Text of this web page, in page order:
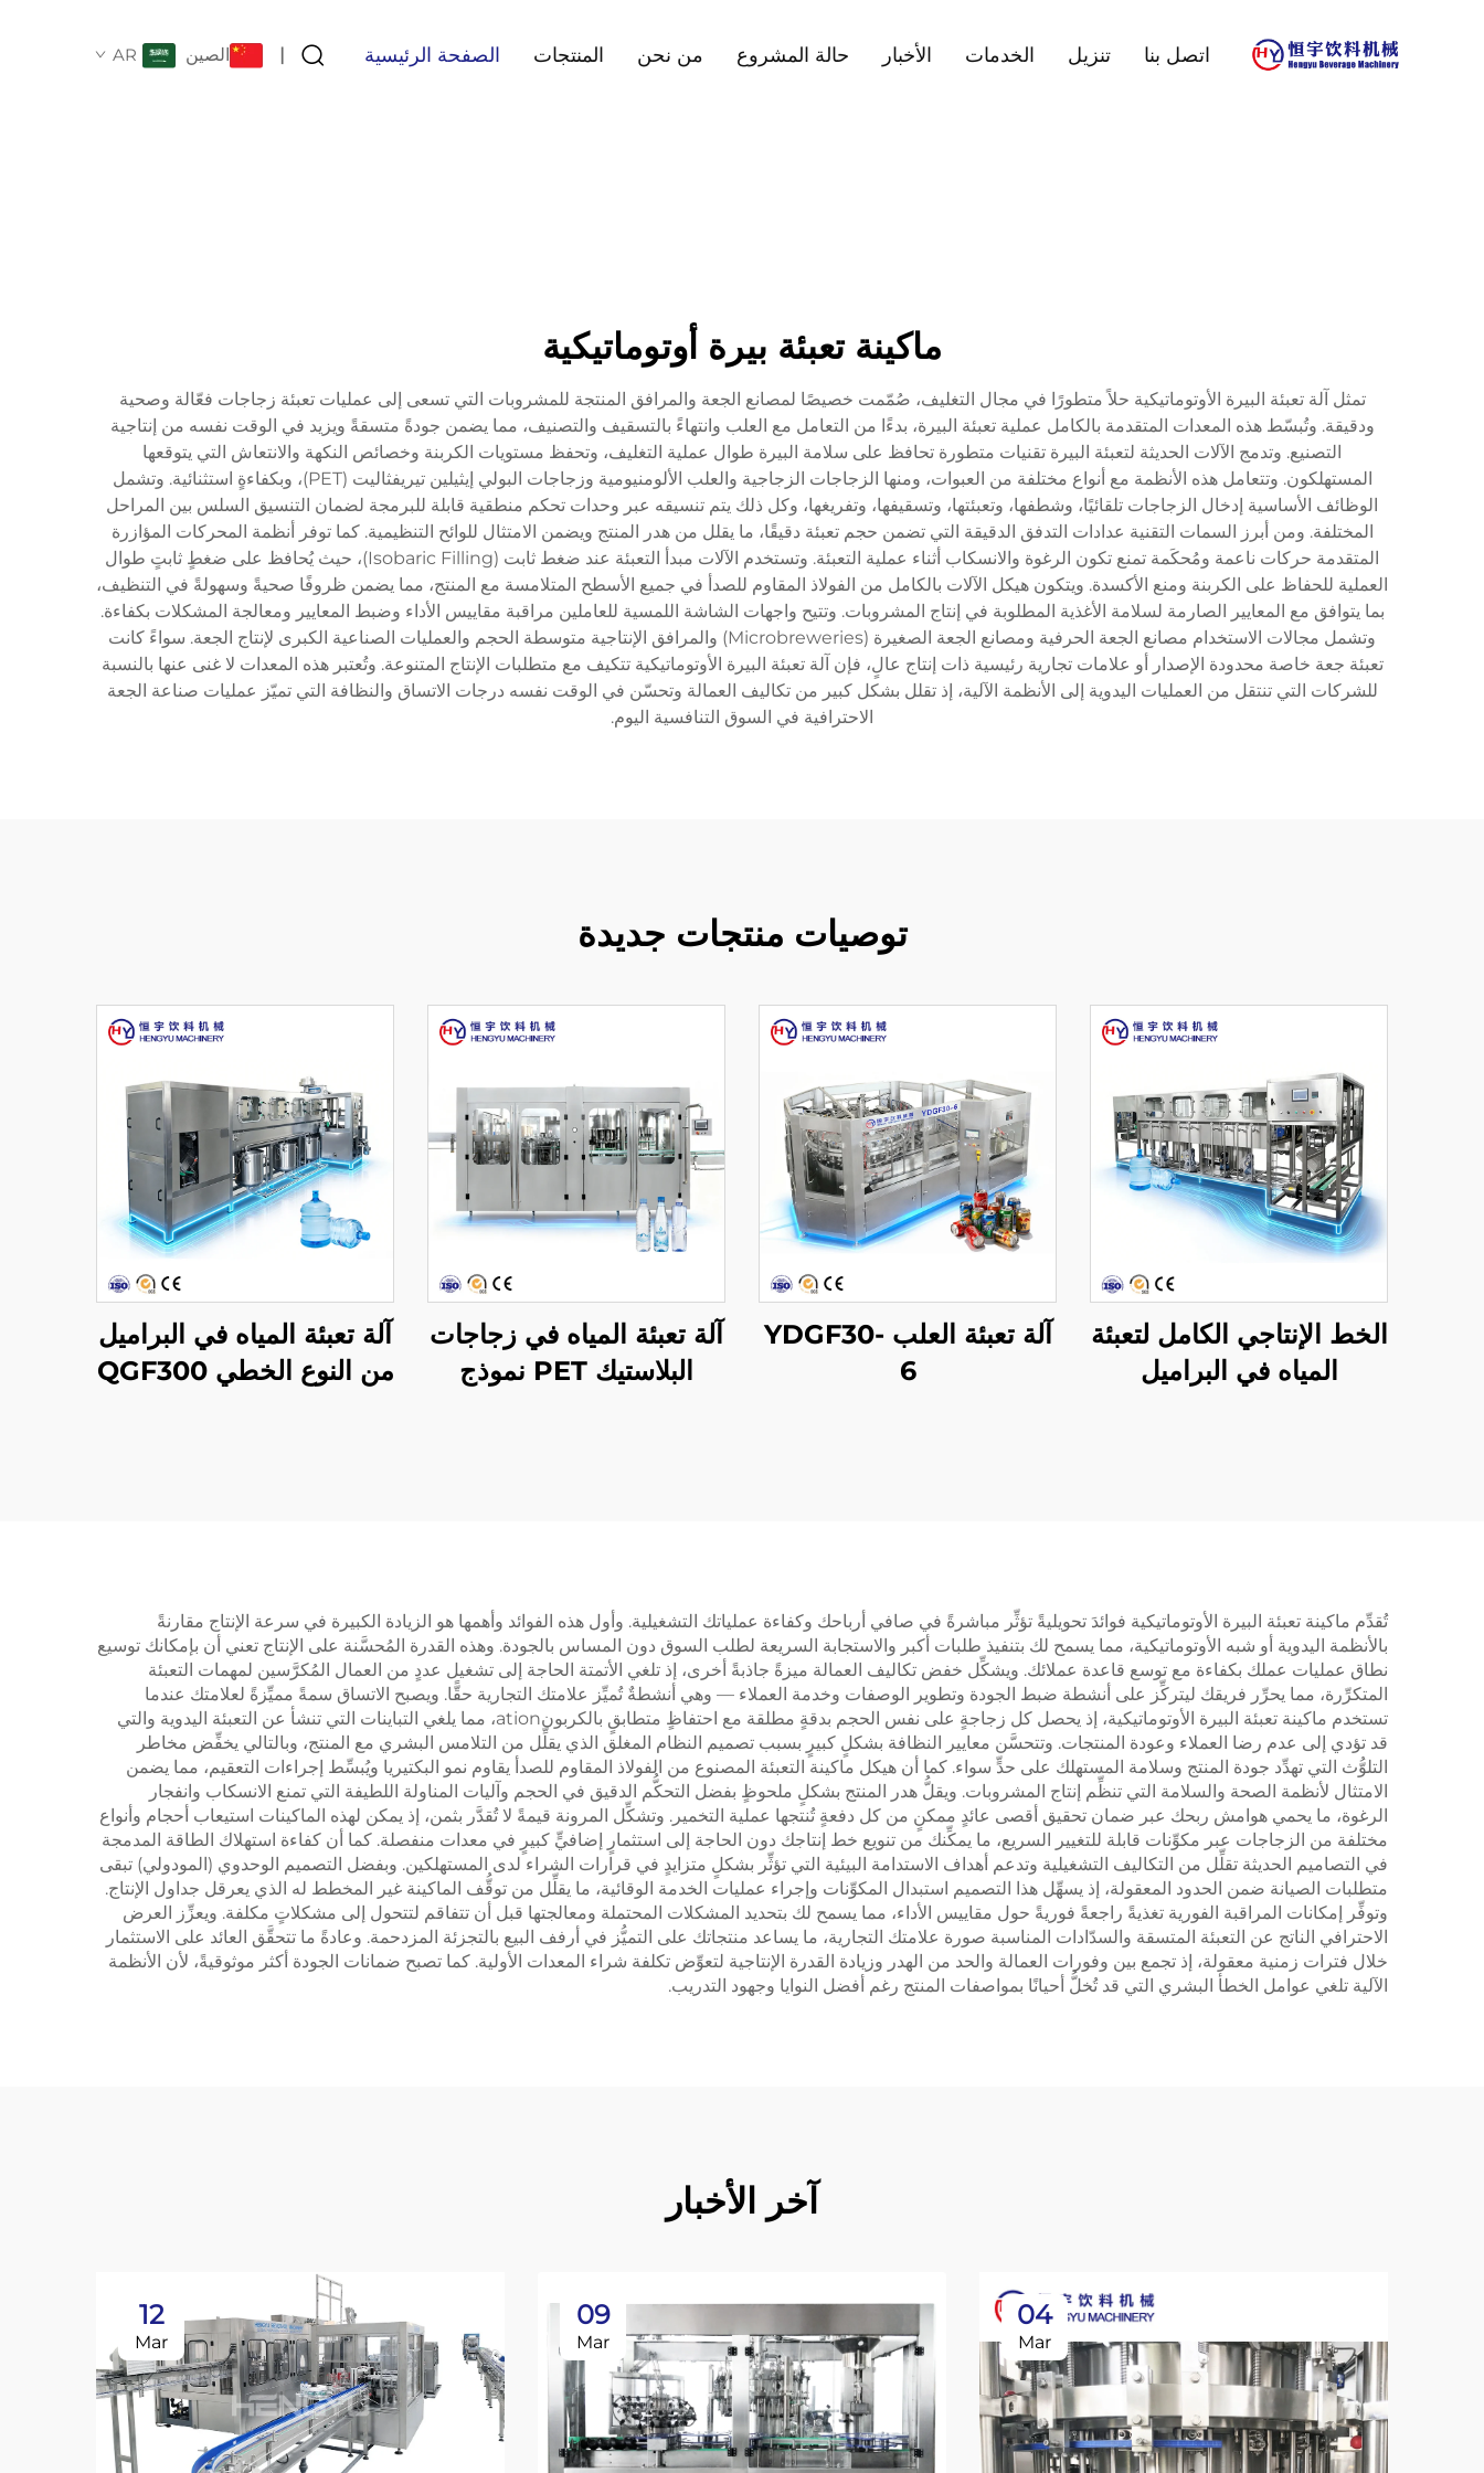
الصفحة الرئيسية المنتجات من نحن حالة المشروع الأخبار الخدمات تنزيل اتصل بنا | الصين AR
ماكينة تعبئة بيرة أوتوماتيكية
تمثل آلة تعبئة البيرة الأوتوماتيكية حلاً متطورًا في مجال التغليف، صُمّمت خصيصًا لمصانع الجعة والمرافق المنتجة للمشروبات التي تسعى إلى عمليات تعبئة زجاجات فعّالة وصحية
ودقيقة. وتُبسّط هذه المعدات المتقدمة بالكامل عملية تعبئة البيرة، بدءًا من التعامل مع العلب وانتهاءً بالتسقيف والتصنيف، مما يضمن جودةً متسقةً ويزيد في الوقت نفسه من إنتاجية
التصنيع. وتدمج الآلات الحديثة لتعبئة البيرة تقنيات متطورة تحافظ على سلامة البيرة طوال عملية التغليف، وتحفظ مستويات الكربنة وخصائص النكهة والانتعاش التي يتوقعها
المستهلكون. وتتعامل هذه الأنظمة مع أنواع مختلفة من العبوات، ومنها الزجاجات الزجاجية والعلب الألومنيومية وزجاجات البولي إيثيلين تيريفثاليت (PET)، وبكفاءةٍ استثنائية. وتشمل
الوظائف الأساسية إدخال الزجاجات تلقائيًا، وشطفها، وتعبئتها، وتسقيفها، وتفريغها، وكل ذلك يتم تنسيقه عبر وحدات تحكم منطقية قابلة للبرمجة لضمان التنسيق السلس بين المراحل
المختلفة. ومن أبرز السمات التقنية عدادات التدفق الدقيقة التي تضمن حجم تعبئة دقيقًا، ما يقلل من هدر المنتج ويضمن الامتثال للوائح التنظيمية. كما توفر أنظمة المحركات المؤازرة
المتقدمة حركات ناعمة ومُحكَمة تمنع تكون الرغوة والانسكاب أثناء عملية التعبئة. وتستخدم الآلات مبدأ التعبئة عند ضغط ثابت (Isobaric Filling)، حيث يُحافظ على ضغطٍ ثابتٍ طوال
العملية للحفاظ على الكربنة ومنع الأكسدة. ويتكون هيكل الآلات بالكامل من الفولاذ المقاوم للصدأ في جميع الأسطح المتلامسة مع المنتج، مما يضمن ظروفًا صحيةً وسهولةً في التنظيف،
بما يتوافق مع المعايير الصارمة لسلامة الأغذية المطلوبة في إنتاج المشروبات. وتتيح واجهات الشاشة اللمسية للعاملين مراقبة مقاييس الأداء وضبط المعايير ومعالجة المشكلات بكفاءة.
وتشمل مجالات الاستخدام مصانع الجعة الحرفية ومصانع الجعة الصغيرة (Microbreweries) والمرافق الإنتاجية متوسطة الحجم والعمليات الصناعية الكبرى لإنتاج الجعة. سواءً كانت
تعبئة جعة خاصة محدودة الإصدار أو علامات تجارية رئيسية ذات إنتاج عالٍ، فإن آلة تعبئة البيرة الأوتوماتيكية تتكيف مع متطلبات الإنتاج المتنوعة. وتُعتبر هذه المعدات لا غنى عنها بالنسبة
للشركات التي تنتقل من العمليات اليدوية إلى الأنظمة الآلية، إذ تقلل بشكل كبير من تكاليف العمالة وتحسّن في الوقت نفسه درجات الاتساق والنظافة التي تميّز عمليات صناعة الجعة
الاحترافية في السوق التنافسية اليوم.
توصيات منتجات جديدة
الخط الإنتاجي الكامل لتعبئة
المياه في البراميل
آلة تعبئة العلب YDGF30-
6
آلة تعبئة المياه في زجاجات
البلاستيك PET نموذج
آلة تعبئة المياه في البراميل
من النوع الخطي QGF300
تُقدِّم ماكينة تعبئة البيرة الأوتوماتيكية فوائدَ تحويليةً تؤثِّر مباشرةً في صافي أرباحك وكفاءة عملياتك التشغيلية. وأول هذه الفوائد وأهمها هو الزيادة الكبيرة في سرعة الإنتاج مقارنةً
بالأنظمة اليدوية أو شبه الأوتوماتيكية، مما يسمح لك بتنفيذ طلبات أكبر والاستجابة السريعة لطلب السوق دون المساس بالجودة. وهذه القدرة المُحسَّنة على الإنتاج تعني أن بإمكانك توسيع
نطاق عمليات عملك بكفاءة مع توسع قاعدة عملائك. ويشكِّل خفض تكاليف العمالة ميزةً جاذبةً أخرى، إذ تلغي الأتمتة الحاجة إلى تشغيل عددٍ من العمال المُكرَّسين لمهمات التعبئة
المتكرِّرة، مما يحرِّر فريقك ليتركِّز على أنشطة ضبط الجودة وتطوير الوصفات وخدمة العملاء — وهي أنشطةٌ تُميِّز علامتك التجارية حقًّا. ويصبح الاتساق سمةً مميِّزةً لعلامتك عندما
تستخدم ماكينة تعبئة البيرة الأوتوماتيكية، إذ يحصل كل زجاجةٍ على نفس الحجم بدقةٍ مطلقة مع احتفاظٍ متطابقٍ بالكربونation، مما يلغي التباينات التي تنشأ عن التعبئة اليدوية والتي
قد تؤدي إلى عدم رضا العملاء وعودة المنتجات. وتتحسَّن معايير النظافة بشكلٍ كبيرٍ بسبب تصميم النظام المغلق الذي يقلِّل من التلامس البشري مع المنتج، وبالتالي يخفِّض مخاطر
التلوُّث التي تهدِّد جودة المنتج وسلامة المستهلك على حدٍّ سواء. كما أن هيكل ماكينة التعبئة المصنوع من الفولاذ المقاوم للصدأ يقاوم نمو البكتيريا ويُبسِّط إجراءات التعقيم، مما يضمن
الامتثال لأنظمة الصحة والسلامة التي تنظِّم إنتاج المشروبات. ويقلُّ هدر المنتج بشكلٍ ملحوظٍ بفضل التحكُّم الدقيق في الحجم وآليات المناولة اللطيفة التي تمنع الانسكاب وانفجار
الرغوة، ما يحمي هوامش ربحك عبر ضمان تحقيق أقصى عائدٍ ممكنٍ من كل دفعةٍ تُنتجها عملية التخمير. وتشكِّل المرونة قيمةً لا تُقدَّر بثمن، إذ يمكن لهذه الماكينات استيعاب أحجام وأنواع
مختلفة من الزجاجات عبر مكوِّنات قابلة للتغيير السريع، ما يمكِّنك من تنويع خط إنتاجك دون الحاجة إلى استثمارٍ إضافيٍّ كبيرٍ في معدات منفصلة. كما أن كفاءة استهلاك الطاقة المدمجة
في التصاميم الحديثة تقلِّل من التكاليف التشغيلية وتدعم أهداف الاستدامة البيئية التي تؤثِّر بشكلٍ متزايدٍ في قرارات الشراء لدى المستهلكين. وبفضل التصميم الوحدوي (المودولي) تبقى
متطلبات الصيانة ضمن الحدود المعقولة، إذ يسهِّل هذا التصميم استبدال المكوِّنات وإجراء عمليات الخدمة الوقائية، ما يقلِّل من توقُّف الماكينة غير المخطط له الذي يعرقل جداول الإنتاج.
وتوفِّر إمكانات المراقبة الفورية تغذيةً راجعةً فوريةً حول مقاييس الأداء، مما يسمح لك بتحديد المشكلات المحتملة ومعالجتها قبل أن تتفاقم لتتحول إلى مشكلاتٍ مكلفة. ويعزِّز العرض
الاحترافي الناتج عن التعبئة المتسقة والسدّادات المناسبة صورة علامتك التجارية، ما يساعد منتجاتك على التميُّز في أرفف البيع بالتجزئة المزدحمة. وعادةً ما تتحقَّق العائد على الاستثمار
خلال فترات زمنية معقولة، إذ تجمع بين وفورات العمالة والحد من الهدر وزيادة القدرة الإنتاجية لتعوِّض تكلفة شراء المعدات الأولية. كما تصبح ضمانات الجودة أكثر موثوقيةً، لأن الأنظمة
الآلية تلغي عوامل الخطأ البشري التي قد تُخلُّ أحيانًا بمواصفات المنتج رغم أفضل النوايا وجهود التدريب.
آخر الأخبار
04
Mar
09
Mar
12
Mar